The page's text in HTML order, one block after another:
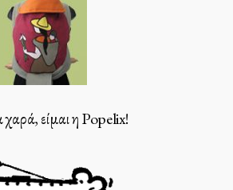
χαρά, είμαι η Popelix!